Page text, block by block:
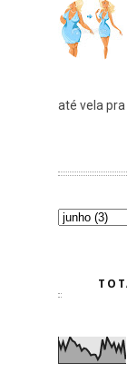
até vela pra